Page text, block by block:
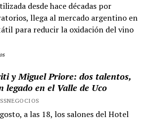
desde hace décadas por
llega al mercado argentino en
para reducir la oxidación del vino
y Miguel Priore: dos talentos,
legado en el Valle de Uco
a las 18, los salones del Hotel